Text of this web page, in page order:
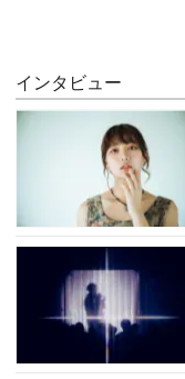
インタビュー